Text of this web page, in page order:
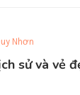
Nhơn
sử và vẻ